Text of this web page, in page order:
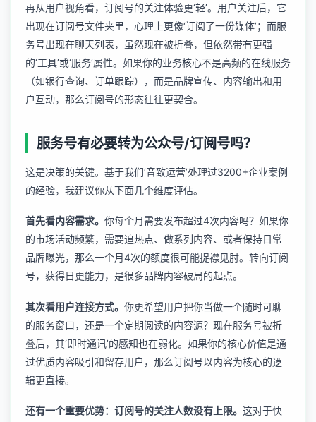
再从用户视角看，订阅号的关注体验更‘轻’。用户关注后，它
出现在订阅号文件夹里，心理上更像‘订阅了一份媒体’；而服
务号出现在聊天列表，虽然现在被折叠，但依然带有更强
的‘工具’或‘服务’属性。如果你的业务核心不是高频的在线服务
（如银行查询、订单跟踪），而是品牌宣传、内容输出和用
户互动，那么订阅号的形态往往更契合。
服务号有必要转为公众号/订阅号吗？
这是决策的关键。基于我们‘音致运营’处理过3200+企业案例
的经验，我建议你从下面几个维度评估。
首先看内容需求。 你每个月需要发布超过4次内容吗？如果你
的市场活动频繁，需要追热点、做系列内容、或者保持日常
品牌曝光，那么一个月4次的额度很可能捉襟见肘。转向订阅
号，获得日更能力，是很多品牌内容破局的起点。
其次看用户连接方式。 你更希望用户把你当做一个随时可聊
的服务窗口，还是一个定期阅读的内容源？现在服务号被折
叠后，其‘即时通讯’的感知也在弱化。如果你的核心价值是通
过优质内容吸引和留存用户，那么订阅号以内容为核心的逻
辑更直接。
还有一个重要优势：订阅号的关注人数没有上限。 这对于快